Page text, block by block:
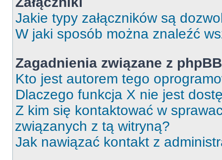
Jakie typy załączników są
W jaki sposób można znaleźć
Zagadnienia związane z phpBB
Kto jest autorem tego
Dlaczego funkcja X nie jest
Z kim się kontaktować w
związanych z tą witryną?
Jak nawiązać kontakt z